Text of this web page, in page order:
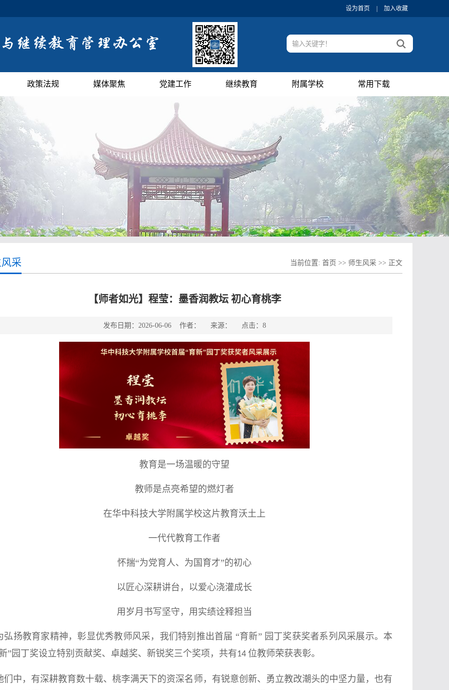
设为首页 加入收藏
政策法规 媒体聚焦 党建工作 继续教育 附属学校 常用下载
采 当前位置: 首页 >> 师生风采 >> 正文
【师者如光】程莹：墨香润教坛 初心育桃李
发布日期：2026-06-06 作者： 来源： 点击： 8
教育是一场温暖的守望
教师是点亮希望的燃灯者
在华中科技大学附属学校这片教育沃土上
一代代教育工作者
怀揣“为党育人、为国育才”的初心
以匠心深耕讲台，以爱心浇灌成长
用岁月书写坚守，用实绩诠释担当
弘扬教育家精神，彰显优秀教师风采，我们特别推出首届 “育新” 园丁奖获奖者系列风采展示。本
”园丁奖设立特别贡献奖、卓越奖、新锐奖三个奖项，共有14 位教师荣获表彰。
们中，有深耕教育数十载、桃李满天下的资深名师，有锐意创新、勇立教改潮头的中坚力量，也有